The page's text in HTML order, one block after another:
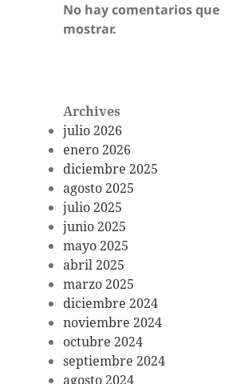
No hay comentarios que
mostrar.
Archives
julio 2026
enero 2026
diciembre 2025
agosto 2025
julio 2025
junio 2025
mayo 2025
abril 2025
marzo 2025
diciembre 2024
noviembre 2024
octubre 2024
septiembre 2024
agosto 2024